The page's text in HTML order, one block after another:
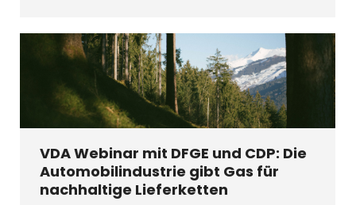
VDA Webinar mit DFGE und CDP: Die
Automobilindustrie gibt Gas für
nachhaltige Lieferketten